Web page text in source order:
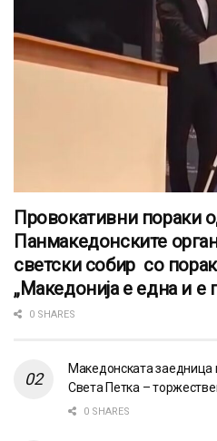
Провокативни пораки
Панмакедонските
светски собир со
„Македонија е една и е
0 SHARES
Македонската заедница
Света Петка –
0 SHARES